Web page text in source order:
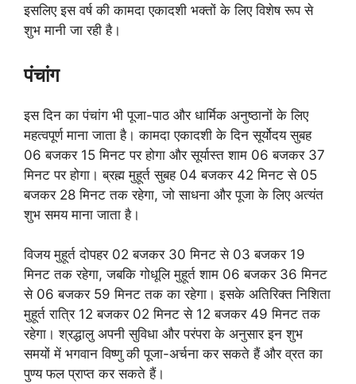
इसलिए इस वर्ष की कामदा एकादशी भक्तों के लिए विशेष रूप से
शुभ मानी जा रही है।
पंचांग
इस दिन का पंचांग भी पूजा-पाठ और धार्मिक अनुष्ठानों के लिए
महत्वपूर्ण माना जाता है। कामदा एकादशी के दिन सूर्योदय सुबह
06 बजकर 15 मिनट पर होगा और सूर्यास्त शाम 06 बजकर 37
मिनट पर होगा। ब्रह्म मुहूर्त सुबह 04 बजकर 42 मिनट से 05
बजकर 28 मिनट तक रहेगा, जो साधना और पूजा के लिए अत्यंत
शुभ समय माना जाता है।
विजय मुहूर्त दोपहर 02 बजकर 30 मिनट से 03 बजकर 19
मिनट तक रहेगा, जबकि गोधूलि मुहूर्त शाम 06 बजकर 36 मिनट
से 06 बजकर 59 मिनट तक का रहेगा। इसके अतिरिक्त निशिता
मुहूर्त रात्रि 12 बजकर 02 मिनट से 12 बजकर 49 मिनट तक
रहेगा। श्रद्धालु अपनी सुविधा और परंपरा के अनुसार इन शुभ
समयों में भगवान विष्णु की पूजा-अर्चना कर सकते हैं और व्रत का
पुण्य फल प्राप्त कर सकते हैं।